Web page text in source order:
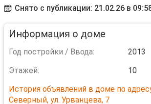
Снято с публикации: 21.02.26 в
Информация о доме
Год постройки / Ввода:
2013
Этажей:
10
История объявлений в доме по
Северный, ул. Урванцева, 7